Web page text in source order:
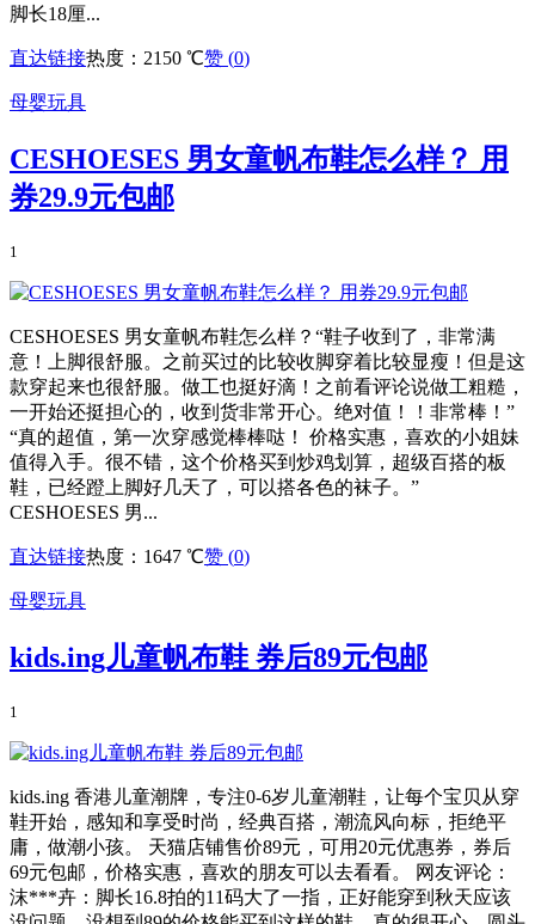
脚长18厘...
直达链接热度：2150 ℃赞 (0)
母婴玩具
CESHOESES 男女童帆布鞋怎么样？ 用
券29.9元包邮
1
CESHOESES 男女童帆布鞋怎么样？“鞋子收到了，非常满
意！上脚很舒服。之前买过的比较收脚穿着比较显瘦！但是这
款穿起来也很舒服。做工也挺好滴！之前看评论说做工粗糙，
一开始还挺担心的，收到货非常开心。绝对值！！非常棒！”
“真的超值，第一次穿感觉棒棒哒！ 价格实惠，喜欢的小姐妹
值得入手。很不错，这个价格买到炒鸡划算，超级百搭的板
鞋，已经蹬上脚好几天了，可以搭各色的袜子。”
CESHOESES 男...
直达链接热度：1647 ℃赞 (0)
母婴玩具
kids.ing儿童帆布鞋 券后89元包邮
1
kids.ing 香港儿童潮牌，专注0-6岁儿童潮鞋，让每个宝贝从穿
鞋开始，感知和享受时尚，经典百搭，潮流风向标，拒绝平
庸，做潮小孩。 天猫店铺售价89元，可用20元优惠券，券后
69元包邮，价格实惠，喜欢的朋友可以去看看。 网友评论：
沫***卉：脚长16.8拍的11码大了一指，正好能穿到秋天应该